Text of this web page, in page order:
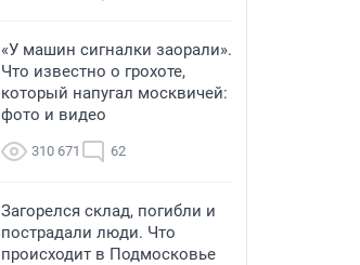
«У машин сигналки заорали».
Что известно о грохоте,
который напугал москвичей:
фото и видео
310 671 62
Загорелся склад, погибли и
пострадали люди. Что
происходит в Подмосковье